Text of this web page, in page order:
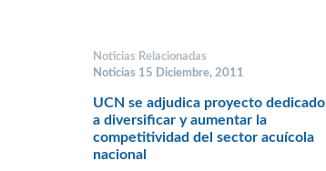
Noticias Relacionadas
Noticias 15 Diciembre, 2011
UCN se adjudica proyecto dedicado
a diversificar y aumentar la
competitividad del sector acuícola
nacional